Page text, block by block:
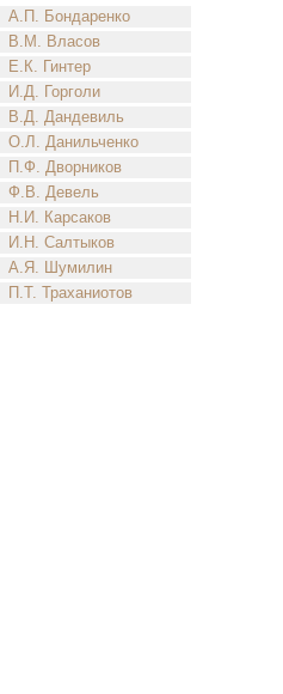
А.П. Бондаренко
В.М. Власов
Е.К. Гинтер
И.Д. Горголи
В.Д. Дандевиль
О.Л. Данильченко
П.Ф. Дворников
Ф.В. Девель
Н.И. Карсаков
И.Н. Салтыков
А.Я. Шумилин
П.Т. Траханиотов